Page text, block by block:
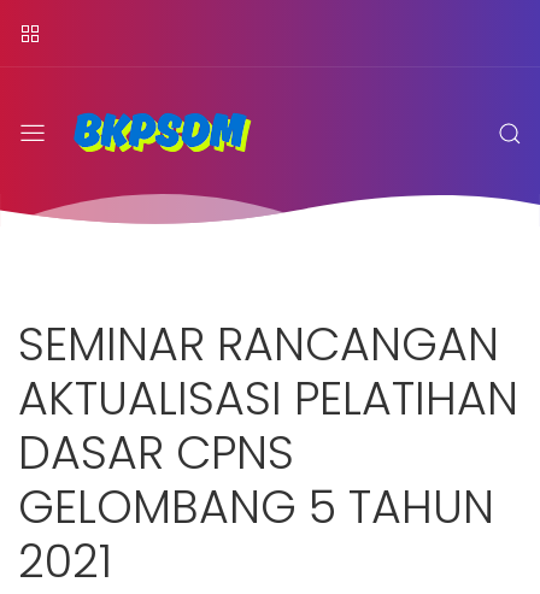
SEMINAR RANCANGAN
AKTUALISASI PELATIHAN
DASAR CPNS
GELOMBANG 5 TAHUN
2021